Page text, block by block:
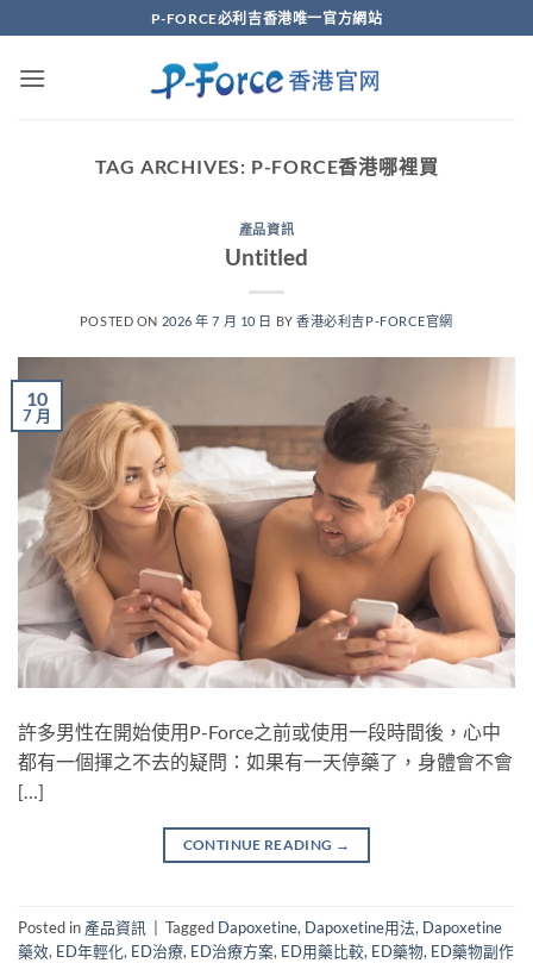
to
content
P-FORCE必利吉香港唯一官方網站
TAG ARCHIVES: P-FORCE香港哪裡買
產品資訊
Untitled
POSTED ON 2026 年 7 月 10 日 BY香港必利吉P-FORCE官網
10
7 月
許多男性在開始使用P-Force之前或使用一段時間後，心中
都有一個揮之不去的疑問：如果有一天停藥了，身體會不會
[…]
CONTINUE READING →
Posted in 產品資訊 Tagged Dapoxetine, Dapoxetine用法, Dapoxetine
藥效, ED年輕化, ED治療, ED治療方案, ED用藥比較, ED藥物, ED藥物副作